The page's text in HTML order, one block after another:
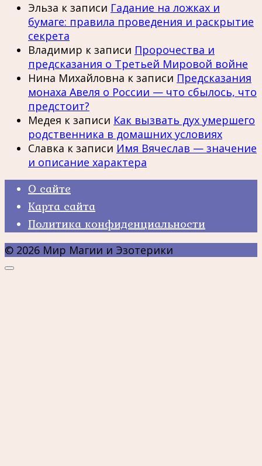
Эльза к записи Гадание на ложках и
бумаге: правила проведения и раскрытие
секрета
Владимир к записи Пророчества и
предсказания о Третьей Мировой войне
Нина Михайловна к записи Предсказания
монаха Авеля о России — что сбылось, что
предстоит?
Медея к записи Как вызвать дух умершего
родственника в домашних условиях
Славка к записи Имя Вячеслав — значение
и описание характера
О сайте
Карта сайта
Политика конфиденциальности
© 2026 Мир Магии и Эзотерики